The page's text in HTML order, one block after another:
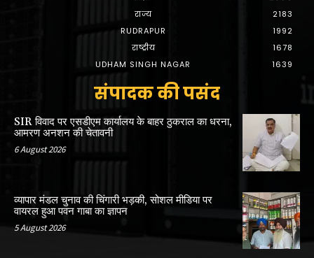
राज्य
2183
RUDRAPUR
1992
राष्ट्रीय
1678
UDHAM SINGH NAGAR
1639
संपादक की पसंद
SIR विवाद पर एसडीएम कार्यालय के बाहर ठुकराल का धरना,
आमरण अनशन की चेतावनी
6 August 2026
व्यापार मंडल चुनाव की चिंगारी भड़की, सोशल मीडिया पर
वायरल हुआ पवन गाबा का ज्ञापन
5 August 2026